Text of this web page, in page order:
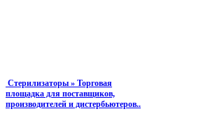
Стерилизаторы » Торговая
площадка для поставщиков,
производителей и дистербьютеров..